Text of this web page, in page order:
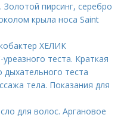
пирсинг, серебро
крыла носа Saint
ХЕЛИК
теста. Краткая
дыхательного теста
тела. Показания для
для волос. Аргановое